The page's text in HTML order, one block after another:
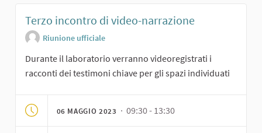
Terzo incontro di video-narrazione
Riunione ufficiale
Durante il laboratorio verranno videoregistrati i
racconti dei testimoni chiave per gli spazi individuati
06 MAGGIO 2023 · 09:30 - 13:30